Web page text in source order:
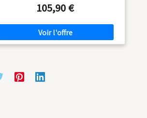
étagé de cette fontaine de jardin devient un
point focal captivant qui sublime l'esthétique
de votre espace extérieur DÉBIT D'EAU
PERSONNALISABLE : La pompe propose trois
réglages réglables, vous permettant de
extérieure s'adapte à vos préférences
105,90 €